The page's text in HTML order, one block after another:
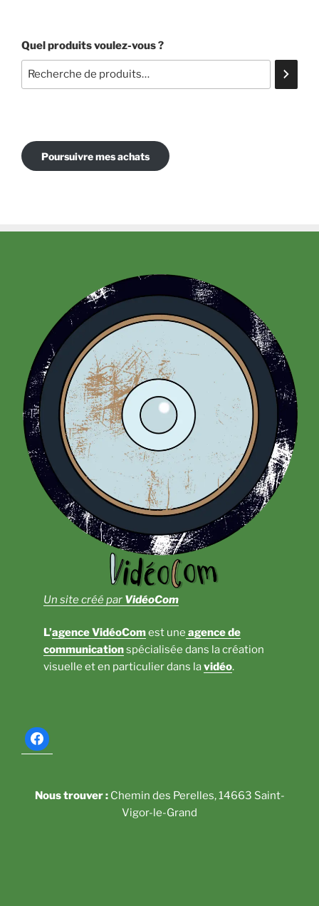
Quel produits voulez-vous ?
Poursuivre mes achats
Un site créé par VidéoCom
L’agence VidéoComest une agence de
communicationspécialisée dans la création
visuelle et en particulier dans lavidéo.
Nous trouver :Chemin des Perelles, 14663 Saint-
Vigor-le-Grand